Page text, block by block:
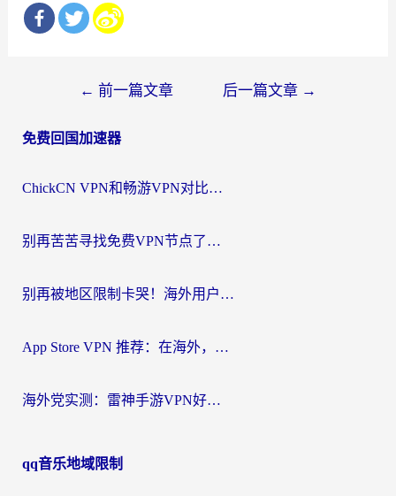
导
← 前一篇文章 后一篇文章 →
免费回国加速器
ChickCN VPN和畅游VPN对比哪个回国效果更好？海外党必看的回国加速器选择指南
别再苦苦寻找免费VPN节点了，这才是海外访问国内资源的正确姿势
别再被地区限制卡哭！海外用户vpn中国下载全攻略，无缝刷剧办公社交
App Store VPN 推荐：在海外，如何找回那扇回家的“任意门”？
海外党实测：雷神手游VPN好用吗？和闪电VPN对比哪个回国效果更好？附小众工具深度测评
qq音乐地域限制